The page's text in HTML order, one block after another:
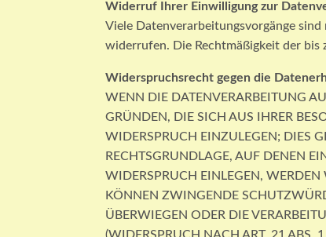
Widerruf Ihrer Einwilligung zur
Viele Datenverarbeitungsvorgänge
widerrufen. Die Rechtmäßigkeit der
Widerspruchsrecht gegen die
WENN DIE DATENVERARBEITUNG
GRÜNDEN, DIE SICH AUS IHRER
WIDERSPRUCH EINZULEGEN; DIES
RECHTSGRUNDLAGE, AUF DENEN
WIDERSPRUCH EINLEGEN, WERDEN
KÖNNEN ZWINGENDE
ÜBERWIEGEN ODER DIE